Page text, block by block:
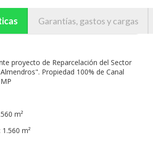
Garantías, gastos y cargas
proyecto de Reparcelación del Sector
Propiedad 100% de Canal
m²
m²